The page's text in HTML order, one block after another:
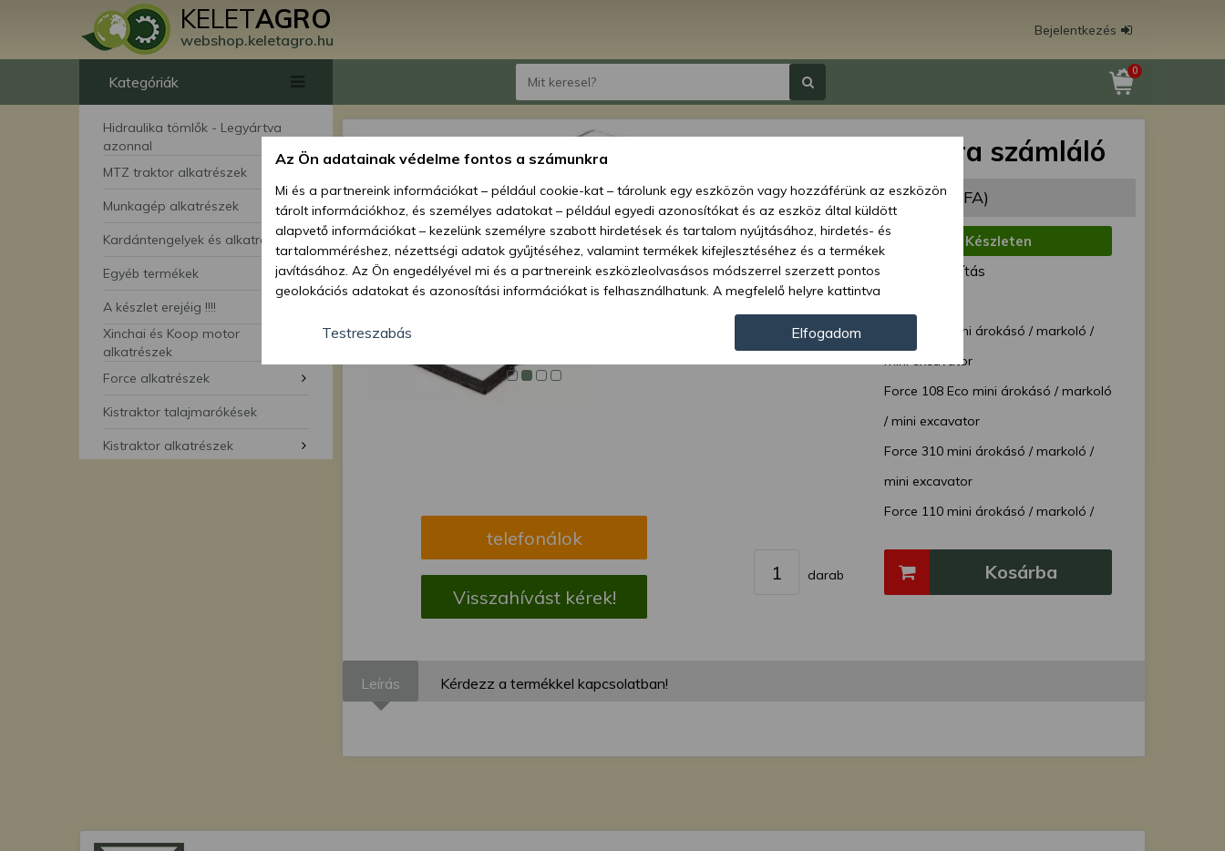
KELETAGRO
webshop.keletagro.hu
Bejelentkezés
Kategóriák
Hidraulika tömlők - Legyártva
azonnal
MTZ traktor alkatrészek
Munkagép alkatrészek
Kardántengelyek és alkatrészei
Egyéb termékek
A készlet erejéig !!!!
Xinchai és Koop motor
alkatrészek
Force alkatrészek
Kistraktor talajmarókések
Kistraktor alkatrészek
0
telefonálok
Visszahívást kérek!
Force 108 üzemóra számláló
Ár: 8 998 Ft (7 085 Ft + ÁFA)
Elérhetőség:
Készleten
Szállítási mód:
Normál szállítás
Cikkszám:
Géptípusok:
Force 108 mini árokásó / markoló /
mini excavator
Force 108 Eco mini árokásó / markoló
/ mini excavator
Force 310 mini árokásó / markoló /
mini excavator
Force 110 mini árokásó / markoló /
Force 110 Ex mini árokásó / markoló /
darab Kosárba
Leírás Kérdezz a termékkel kapcsolatban!
Az Ön adatainak védelme fontos a számunkra
Mi és a partnereink információkat – például cookie-kat – tárolunk egy eszközön vagy hozzáférünk az eszközön
tárolt információkhoz, és személyes adatokat – például egyedi azonosítókat és az eszköz által küldött
alapvető információkat – kezelünk személyre szabott hirdetések és tartalom nyújtásához, hirdetés- és
tartalomméréshez, nézettségi adatok gyűjtéséhez, valamint termékek kifejlesztéséhez és a termékek
javításához. Az Ön engedélyével mi és a partnereink eszközleolvasásos módszerrel szerzett pontos
geolokációs adatokat és azonosítási információkat is felhasználhatunk. A megfelelő helyre kattintva
hozzájárulhat ahhoz, hogy mi és a partnereink a fent leírtak szerint adatkezelést végezzünk. Másik
lehetőségként a hozzájárulás megadása vagy elutasítása előtt részletesebb információkhoz juthat, és
megváltoztathatja beállításait. Felhívjuk figyelmét, hogy személyes adatainak bizonyos kezeléséhez nem
feltétlenül szükséges az Ön hozzájárulása, de jogában áll tiltakozni az ilyen jellegű adatkezelés ellen. A
beállításai csak erre a weboldalra érvényesek. Erre a webhelyre visszatérve vagy az adatvédelmi szabályzatunk
Testreszabás Elfogadom